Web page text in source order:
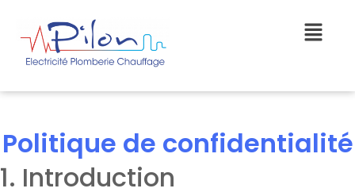
Politique de confidentialité
1. Introduction